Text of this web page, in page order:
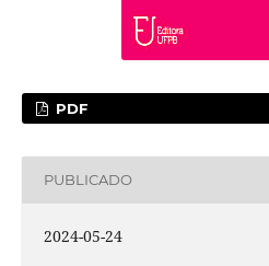
PDF
PUBLICADO
2024-05-24